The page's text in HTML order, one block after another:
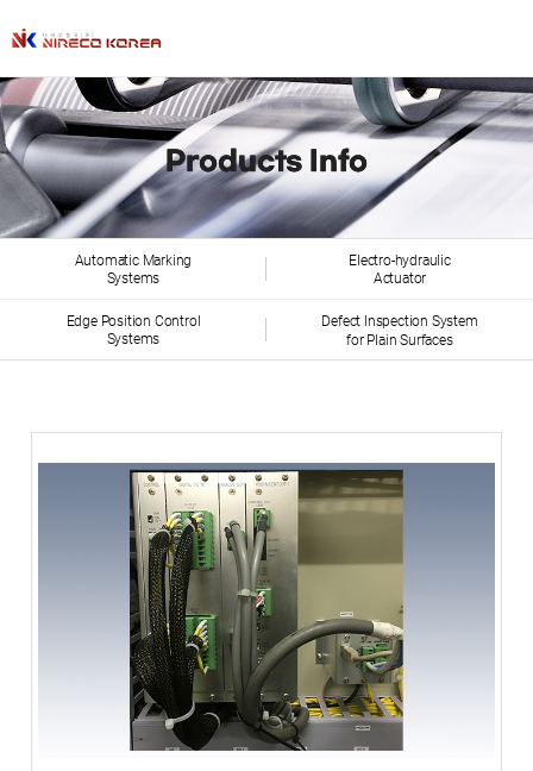
Products Info
Automatic Marking
Systems
Electro-hydraulic
Actuator
Edge Position Control
Systems
Defect Inspection System
for Plain Surfaces